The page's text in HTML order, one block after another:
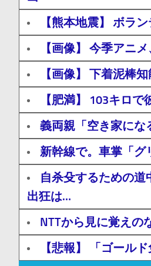
【熊本地震】 ボラ
【画像】 今季アニ
【画像】 下着泥棒
【肥満】 103キロ
義両親「空き家に
新幹線で。車掌「
自杀殳するための
出狂は…
NTTから見に覚えの
【悲報】 「ゴール